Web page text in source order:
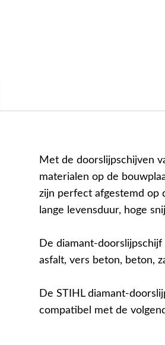
Met de doorslijpschijven
materialen op de
zijn perfect afgestemd op
lange levensduur, hoge
De diamant-
asfalt, vers beton, beton,
De STIHL diamant-
compatibel met de